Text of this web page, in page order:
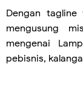
Dengan tagline
mengusung
mengenai
pebisnis,